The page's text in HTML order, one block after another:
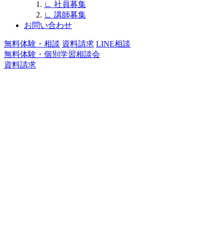
∟ 社員募集
∟ 講師募集
お問い合わせ
無料体験・相談 資料請求 LINE相談
無料体験・個別学習相談会
資料請求